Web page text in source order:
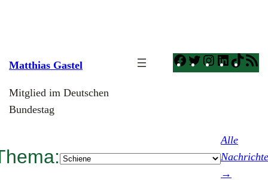
Matthias Gastel
Mitglied im Deutschen
Bundestag
Facebook
TwitterInstagram
Kategorien
Alle
→